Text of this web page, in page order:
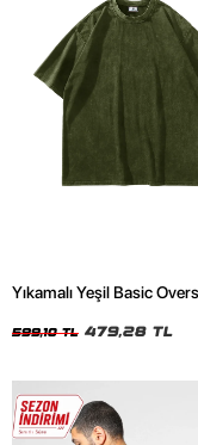
Yıkamalı Yeşil Basic
599,10 TL 479,28 TL